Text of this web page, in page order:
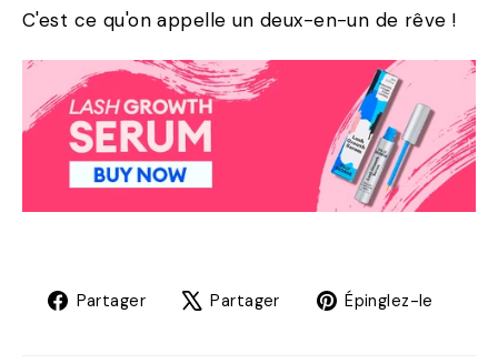
C'est ce qu'on appelle un deux-en-un de rêve !
Partager
PartagerPartager
TweetÉpinglez-le